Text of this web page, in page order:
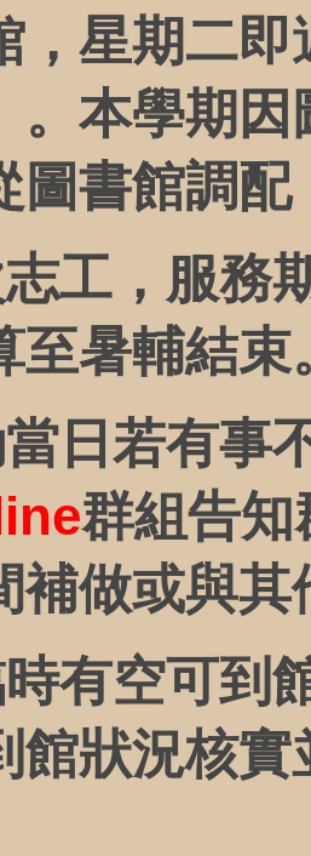
，星期二
。本學期
圖書館調
工，服務
至暑輔結束
日若有事
群組告知
補做或與其
有空可到
館狀況核實